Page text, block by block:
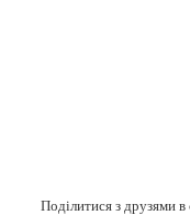
Поділитися з друзями